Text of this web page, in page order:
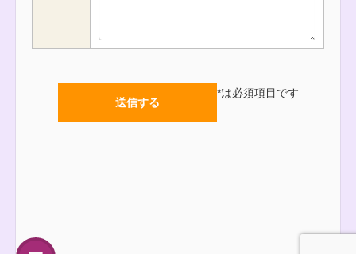
*は必須項目です